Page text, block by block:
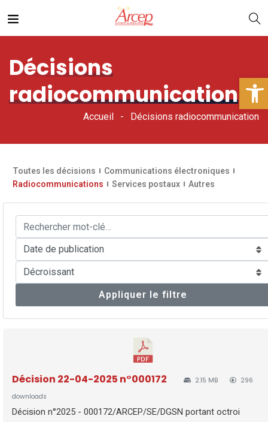
Décisions
radiocommunication
Accueil Décisions radiocommunication
Toutes les décisions
Communications électroniques
Radiocommunications
Services postaux Autres
Appliquer le filtre
Décision 22-04-2025 n°000172 2.15 MB
296
downloads
Décision n°2025 - 000172/ARCEP/SE/DGSN portant octroi